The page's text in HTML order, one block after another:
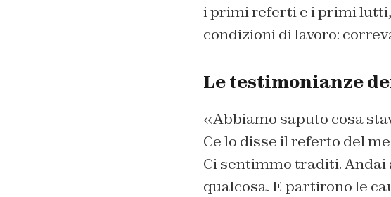
i primi referti e i primi
condizioni di lavoro:
Le testimonianze
«Abbiamo saputo cosa
Ce lo disse il referto del
Ci sentimmo traditi. Andai
qualcosa. E partirono le